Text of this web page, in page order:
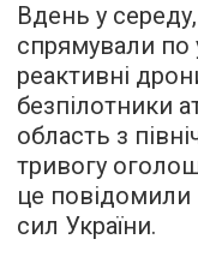
Вдень у
спрямували по
реактивні
безпілотники
область з
тривогу
це повідомили
сил України.